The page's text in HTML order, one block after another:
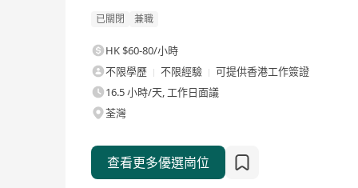
已關閉 兼職
HK $60-80/小時
不限學歷
不限經驗
可提供香港工作簽證
16.5 小時/天, 工作日面議
荃灣
查看更多優選崗位